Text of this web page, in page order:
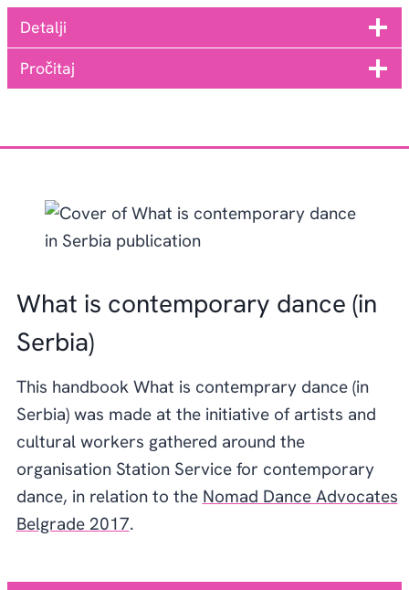
Detalji
Pročitaj
What is contemporary dance (in
Serbia)
This handbook What is contemprary dance (in
Serbia) was made at the initiative of artists and
cultural workers gathered around the
organisation Station Service for contemporary
dance, in relation to the Nomad Dance Advocates
Belgrade 2017.